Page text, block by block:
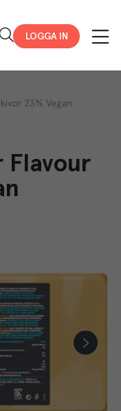
LOGGA IN
23% Vegan
Flavour